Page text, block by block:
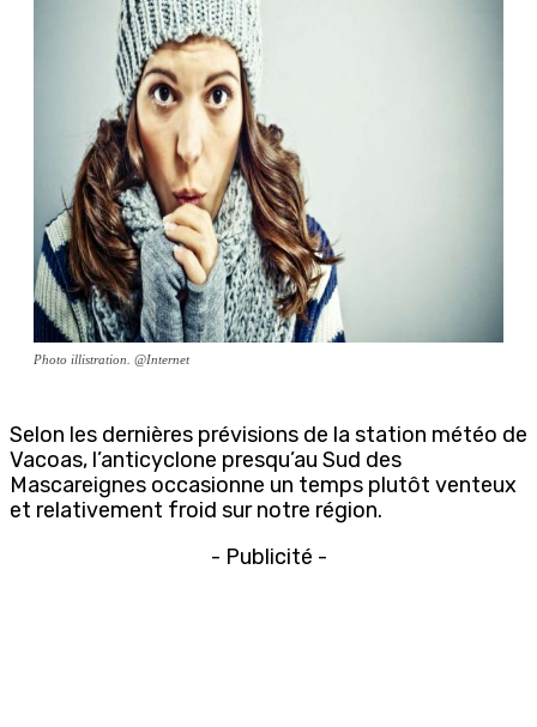
Photo illistration. @Internet
Selon les dernières prévisions de la station météo de
Vacoas, l’anticyclone presqu’au Sud des
Mascareignes occasionne un temps plutôt venteux
et relativement froid sur notre région.
- Publicité -